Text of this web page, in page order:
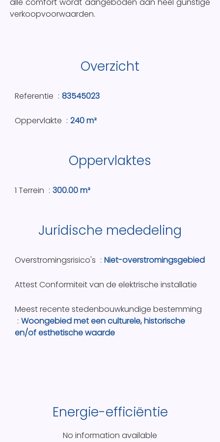
alle comfort wordt aangeboden aan heel gunstige
verkoopvoorwaarden.
Overzicht
Referentie 83545023
Oppervlakte 240 m²
Oppervlaktes
1 Terrein 300.00 m²
Juridische mededeling
Overstromingsrisico's Niet-overstromingsgebied
Attest Conformiteit van de elektrische installatie
Meest recente stedenbouwkundige bestemming
Woongebied met een culturele, historische
en/of esthetische waarde
Energie-efficiëntie
No information available